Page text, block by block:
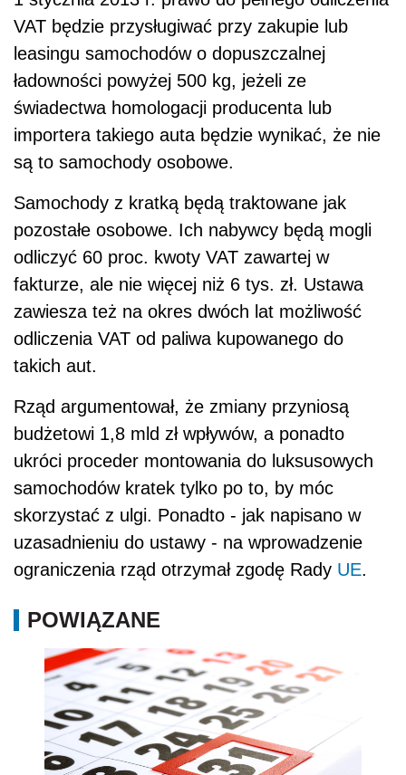
VAT będzie przysługiwać przy zakupie lub
leasingu samochodów o dopuszczalnej
ładowności powyżej 500 kg, jeżeli ze
świadectwa homologacji producenta lub
importera takiego auta będzie wynikać, że nie
są to samochody osobowe.
Samochody z kratką będą traktowane jak
pozostałe osobowe. Ich nabywcy będą mogli
odliczyć 60 proc. kwoty VAT zawartej w
fakturze, ale nie więcej niż 6 tys. zł. Ustawa
zawiesza też na okres dwóch lat możliwość
odliczenia VAT od paliwa kupowanego do
takich aut.
Rząd argumentował, że zmiany przyniosą
budżetowi 1,8 mld zł wpływów, a ponadto
ukróci proceder montowania do luksusowych
samochodów kratek tylko po to, by móc
skorzystać z ulgi. Ponadto - jak napisano w
uzasadnieniu do ustawy - na wprowadzenie
ograniczenia rząd otrzymał zgodę Rady UE.
POWIĄZANE